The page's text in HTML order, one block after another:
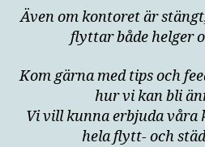
Även om kontoret är
flyttar både helger
Kom gärna med tips och
hur vi kan bli
Vi vill kunna erbjuda våra
hela flytt- och